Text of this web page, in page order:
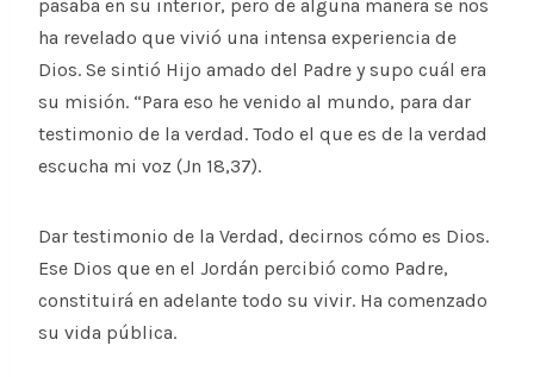
pasaba en su interior, pero de alguna manera se nos
ha revelado que vivió una intensa experiencia de
Dios. Se sintió Hijo amado del Padre y supo cuál era
su misión. “Para eso he venido al mundo, para dar
testimonio de la verdad. Todo el que es de la verdad
escucha mi voz (Jn 18,37).
Dar testimonio de la Verdad, decirnos cómo es Dios.
Ese Dios que en el Jordán percibió como Padre,
constituirá en adelante todo su vivir. Ha comenzado
su vida pública.